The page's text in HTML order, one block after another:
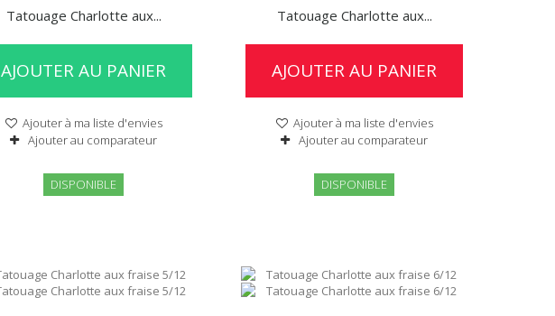
Tatouage Charlotte aux...
AJOUTER AU PANIER
Ajouter à ma liste d'envies
Ajouter au comparateur
DISPONIBLE
Tatouage Charlotte aux...
AJOUTER AU PANIER
Ajouter à ma liste d'envies
Ajouter au comparateur
DISPONIBLE